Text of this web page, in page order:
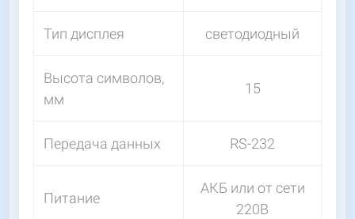
Тип дисплея светодиодный
Высота символов,
мм
15
Передача данных RS-232
Питание
АКБ или от сети
220В